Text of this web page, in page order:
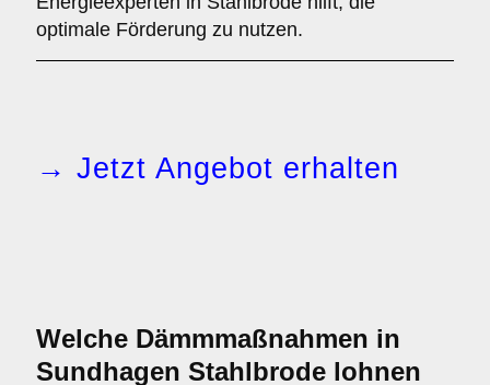
optimale Förderung zu nutzen.
→ Jetzt Angebot erhalten
Welche Dämmmaßnahmen in
Sundhagen Stahlbrode lohnen